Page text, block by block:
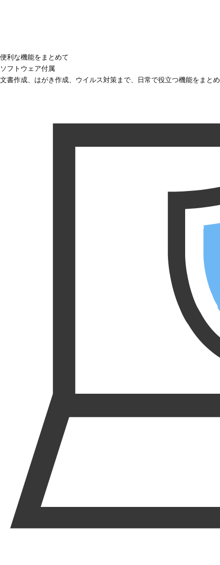
便利な機能をまとめて
ソフトウェア付属
文書作成、はがき作成、ウイルス対策まで、日常で役立つ機能をまと